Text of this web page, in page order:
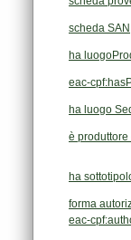
scheda SAN
ha
eac-
ha luogo
è produttore
ha
forma
eac-